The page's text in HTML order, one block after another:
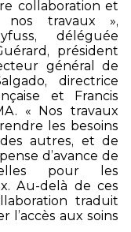
collaboration et
nos travaux »,
déléguée
président
général de
directrice
et Francis
« Nos travaux
les besoins
autres, et de
d’avance de
pour les
Au-delà de ces
traduit
l’accès aux soins